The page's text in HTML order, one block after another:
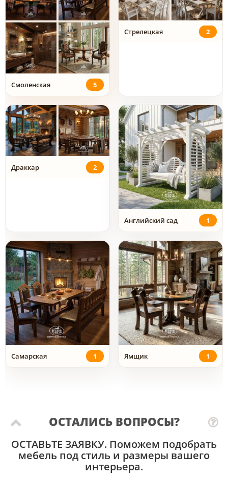
Смоленская 5
Стрелецкая 2
Драккар 2
Английский сад 1
Самарская 1 Ямщик 1
ОСТАЛИСЬ ВОПРОСЫ?
ОСТАВЬТЕ ЗАЯВКУ. Поможем подобрать
мебель под стиль и размеры вашего
интерьера.